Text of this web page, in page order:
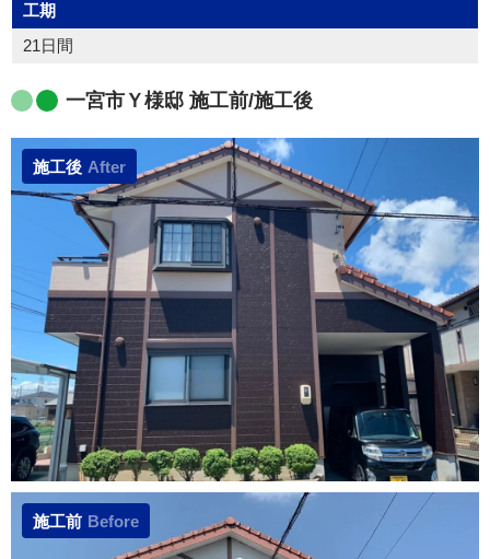
工期
21日間
一宮市Ｙ様邸 施工前/施工後
施工後 After
施工前 Before